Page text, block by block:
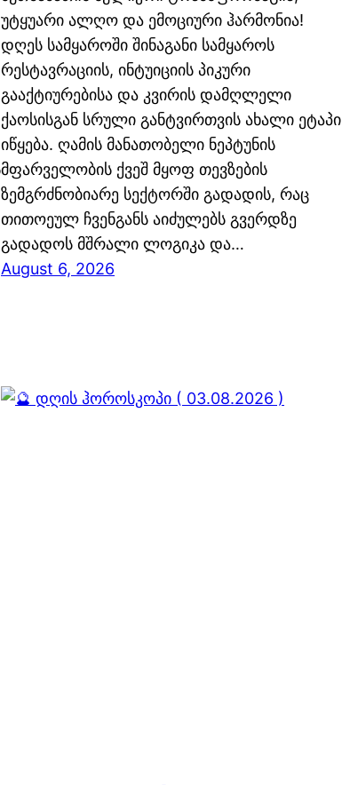
უტყუარი ალღო და ემოციური ჰარმონია!
დღეს სამყაროში შინაგანი სამყაროს
რესტავრაციის, ინტუიციის პიკური
გააქტიურებისა და კვირის დამღლელი
ქაოსისგან სრული განტვირთვის ახალი ეტაპი
იწყება. ღამის მანათობელი ნეპტუნის
მფარველობის ქვეშ მყოფ თევზების
ზემგრძნობიარე სექტორში გადადის, რაც
თითოეულ ჩვენგანს აიძულებს გვერდზე
გადადოს მშრალი ლოგიკა და…
August 6, 2026